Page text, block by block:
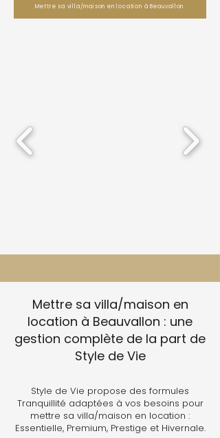
Mettre sa villa/maison en location à Beauvallon
Mettre sa villa/maison en
location à Beauvallon : une
gestion complète de la part de
Style de Vie
Style de Vie propose des formules
Tranquillité adaptées à vos besoins pour
mettre sa villa/maison en location :
Essentielle, Premium, Prestige et Hivernale.